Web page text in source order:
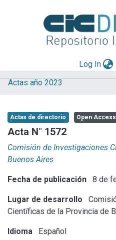
Log In
Explorar
Aportar material
Statistics
Actas año 2023
Actas de directorio Open Access
Acta N° 1572
Comisión de Investigaciones
Buenos Aires
Fecha de publicación 8 de
Lugar de desarrollo
Científicas de la Provincia de
Idioma Español